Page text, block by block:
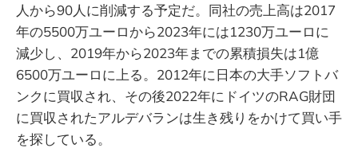
人から90人に削減する予定だ。同社の売上高は2017
年の5500万ユーロから2023年には1230万ユーロに
減少し、2019年から2023年までの累積損失は1億
6500万ユーロに上る。2012年に日本の大手ソフトバ
ンクに買収され、その後2022年にドイツのRAG財団
に買収されたアルデバランは生き残りをかけて買い手
を探している。